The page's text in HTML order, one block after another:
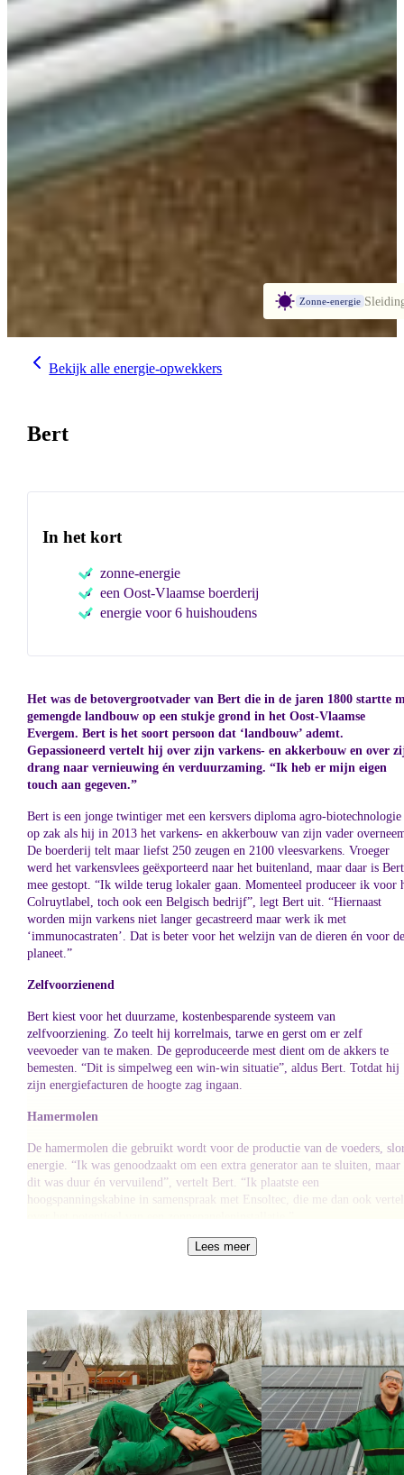
Zonne-energie
Bekijk alle energie-opwekkers
Bert
In het kort
zonne-energie
een Oost-Vlaamse boerderij
energie voor 6 huishoudens
Het was de betovergrootvader van Bert die in de jaren 1800 startte
gemengde landbouw op een stukje grond in het Oost-Vlaamse
Evergem. Bert is het soort persoon dat ‘landbouw’ ademt.
Gepassioneerd vertelt hij over zijn varkens- en akkerbouw en over
drang naar vernieuwing én verduurzaming. “Ik heb er mijn eigen
touch aan gegeven.”
Bert is een jonge twintiger met een kersvers diploma agro-biotechnologie
op zak als hij in 2013 het varkens- en akkerbouw van zijn vader
De boerderij telt maar liefst 250 zeugen en 2100 vleesvarkens. Vroeger
werd het varkensvlees geëxporteerd naar het buitenland, maar daar is Bert
mee gestopt. “Ik wilde terug lokaler gaan. Momenteel produceer ik voor
Colruytlabel, toch ook een Belgisch bedrijf”, legt Bert uit. “Hiernaast
worden mijn varkens niet langer gecastreerd maar werk ik met
‘immunocastraten’. Dat is beter voor het welzijn van de dieren én voor
planeet.”
Zelfvoorzienend
Bert kiest voor het duurzame, kostenbesparende systeem van
zelfvoorziening. Zo teelt hij korrelmais, tarwe en gerst om er zelf
veevoeder van te maken. De geproduceerde mest dient om de akkers te
bemesten. “Dit is simpelweg een win-win situatie”, aldus Bert. Totdat hij
zijn energiefacturen de hoogte zag ingaan.
Hamermolen
De hamermolen die gebruikt wordt voor de productie van de voeders,
energie. “Ik was genoodzaakt om een extra generator aan te sluiten, maar
dit was duur én vervuilend”, vertelt Bert. “Ik plaatste een
hoogspanningskabine in samenspraak met Ensoltec, die me dan ook
vergunningen best ingewikkeld”, zegt Bert. “Een biogasinstallatie is dan
weer meer voor rundveehouders.” Uiteindelijk kiest Bert voor
en Bolt als energieplatform. “Ik ben heel tevreden met deze recente
ontwikkelingen. Nu is niet alleen mijn vlees lokaal, maar ook mijn
energie.”
Deze opwekker werd aangebracht door onze partnerEnsol-Tec.
Lees meer